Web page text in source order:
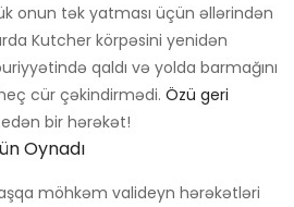
onun tək yatması üçün əllərindən
Kutcher körpəsini yenidən
qaldı və yolda barmağını
cür çəkindirmədi. Özü geri
bir hərəkət!
Oynadı
möhkəm valideyn hərəkətləri